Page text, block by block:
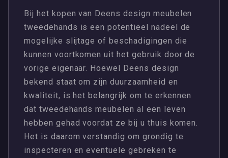
Bij het kopen van Deens design meubelen
tweedehands is een potentieel nadeel de
mogelijke slijtage of beschadigingen die
kunnen voortkomen uit het gebruik door de
vorige eigenaar. Hoewel Deens design
bekend staat om zijn duurzaamheid en
kwaliteit, is het belangrijk om te erkennen
dat tweedehands meubelen al een leven
hebben gehad voordat ze bij u thuis komen.
Het is daarom verstandig om grondig te
inspecteren en eventuele gebreken te